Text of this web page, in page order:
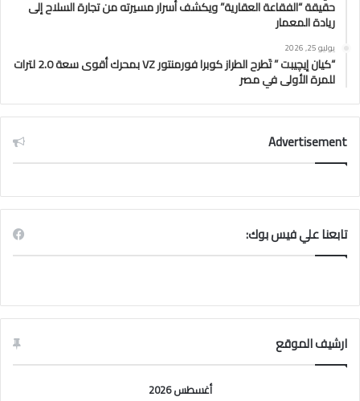
حقيقة “الفقاعة العقارية” ويكشف أسرار مسيرته من تجارة السلاح إلى
ريادة المعمار
يوليو 25, 2026
“كيان إيچيبت ” تَطرح الطراز كوبرا فورمنتور VZ بمحرك أقوى سعة 2.0 لترات
للمرة الأولى في مصر
Advertisement
تابعنا علي فيس بوك:
ارشيف الموقع
أغسطس 2026